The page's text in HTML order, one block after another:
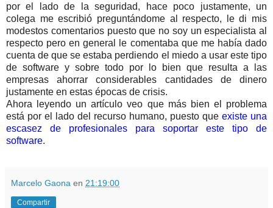
por el lado de la seguridad, hace poco justamente, un
colega me escribió preguntándome al respecto, le di mis
modestos comentarios puesto que no soy un especialista al
respecto pero en general le comentaba que me había dado
cuenta de que se estaba perdiendo el miedo a usar este tipo
de software y sobre todo por lo bien que resulta a las
empresas ahorrar considerables cantidades de dinero
justamente en estas épocas de crisis.
Ahora leyendo un artículo veo que más bien el problema
está por el lado del recurso humano, puesto que existe una
escasez de profesionales para soportar este tipo de
software.
Marcelo Gaona en 21:19:00
Compartir